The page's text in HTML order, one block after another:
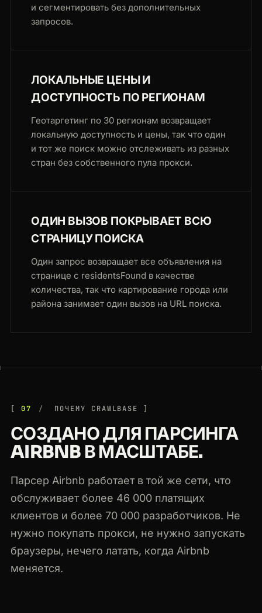
и сегментировать без дополнительных
запросов.
ЛОКАЛЬНЫЕ ЦЕНЫ И
ДОСТУПНОСТЬ ПО РЕГИОНАМ
Геотаргетинг по 30 регионам возвращает
локальную доступность и цены, так что один
и тот же поиск можно отслеживать из разных
стран без собственного пула прокси.
ОДИН ВЫЗОВ ПОКРЫВАЕТ ВСЮ
СТРАНИЦУ ПОИСКА
Один запрос возвращает все объявления на
странице с residentsFound в качестве
количества, так что картирование города или
района занимает один вызов на URL поиска.
07 ПОЧЕМУ CRAWLBASE
СОЗДАНО ДЛЯ ПАРСИНГА
AIRBNB В МАСШТАБЕ.
Парсер Airbnb работает в той же сети, что
обслуживает более 46 000 платящих
клиентов и более 70 000 разработчиков. Не
нужно покупать прокси, не нужно запускать
браузеры, нечего латать, когда Airbnb
меняется.